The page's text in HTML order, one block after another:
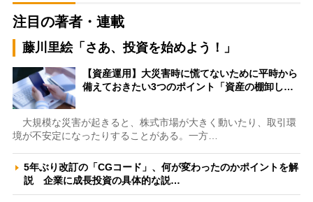
注目の著者・連載
藤川里絵「さあ、投資を始めよう！」
【資産運用】大災害時に慌てないために平時から
備えておきたい3つのポイント「資産の棚卸し…
大規模な災害が起きると、株式市場が大きく動いたり、取引環
境が不安定になったりすることがある。一方…
5年ぶり改訂の「CGコード」、何が変わったのかポイントを解
説 企業に成長投資の具体的な説…